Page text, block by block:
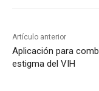
Artículo anterior
Aplicación para
estigma del VIH